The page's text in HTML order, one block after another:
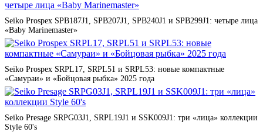
Seiko Prospex SPB187J1, SPB207J1, SPB240J1 и SPB299J1: четыре лица
«Baby Marinemaster»
Seiko Prospex SRPL17, SRPL51 и SRPL53: новые компактные
«Самураи» и «Бойцовая рыбка» 2025 года
Seiko Presage SRPG03J1, SRPL19J1 и SSK009J1: три «лица» коллекции
Style 60's